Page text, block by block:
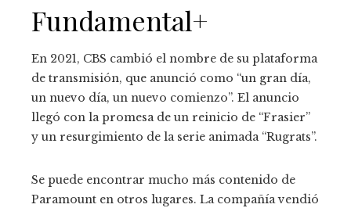
Fundamental+
En 2021, CBS cambió el nombre de su plataforma
de transmisión, que anunció como “un gran día,
un nuevo día, un nuevo comienzo”. El anuncio
llegó con la promesa de un reinicio de “Frasier”
y un resurgimiento de la serie animada “Rugrats”.
Se puede encontrar mucho más contenido de
Paramount en otros lugares. La compañía vendió